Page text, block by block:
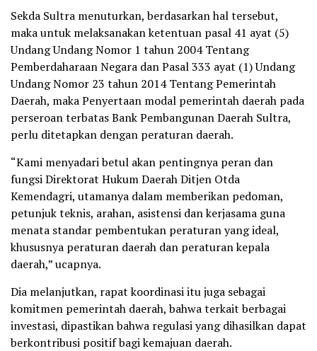
Sekda Sultra menuturkan, berdasarkan hal tersebut,
maka untuk melaksanakan ketentuan pasal 41 ayat (5)
Undang Undang Nomor 1 tahun 2004 Tentang
Pemberdaharaan Negara dan Pasal 333 ayat (1) Undang
Undang Nomor 23 tahun 2014 Tentang Pemerintah
Daerah, maka Penyertaan modal pemerintah daerah pada
perseroan terbatas Bank Pembangunan Daerah Sultra,
perlu ditetapkan dengan peraturan daerah.
“Kami menyadari betul akan pentingnya peran dan
fungsi Direktorat Hukum Daerah Ditjen Otda
Kemendagri, utamanya dalam memberikan pedoman,
petunjuk teknis, arahan, asistensi dan kerjasama guna
menata standar pembentukan peraturan yang ideal,
khususnya peraturan daerah dan peraturan kepala
daerah,” ucapnya.
Dia melanjutkan, rapat koordinasi itu juga sebagai
komitmen pemerintah daerah, bahwa terkait berbagai
investasi, dipastikan bahwa regulasi yang dihasilkan dapat
berkontribusi positif bagi kemajuan daerah.